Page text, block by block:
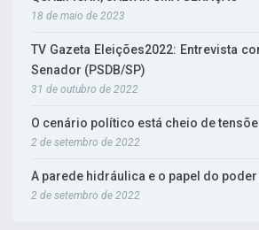
18 de maio de 2023
TV Gazeta Eleições2022: Entrevista
Senador (PSDB/SP)
31 de outubro de 2022
O cenário político está cheio de
2 de setembro de 2022
A parede hidráulica e o papel do
2 de setembro de 2022